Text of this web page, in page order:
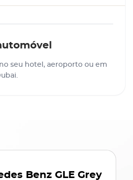
seu hotel, aeroporto ou em
Benz GLE Grey